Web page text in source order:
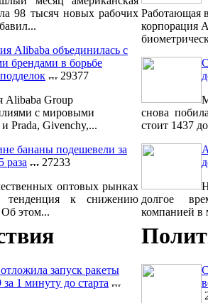
98 тысяч новых рабочих
Alibaba объединилась с
брендами в борьбе
29377
Alibaba Group
с мировыми
Prada, Givenchy,...
бананы подешевели за
раза
27233
оптовых рынках
тенденция к снижению
Об этом...
Работающая
корпорация
снова
стоит 1437
долгое
компанией в
запуск ракеты
за 1 минуту до старта